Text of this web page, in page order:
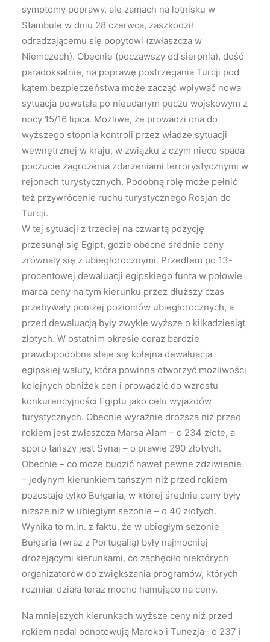
symptomy poprawy, ale zamach na lotnisku w
Stambule w dniu 28 czerwca, zaszkodził
odradzającemu się popytowi (zwłaszcza w
Niemczech). Obecnie (począwszy od sierpnia), dość
paradoksalnie, na poprawę postrzegania Turcji pod
kątem bezpieczeństwa może zacząć wpływać nowa
sytuacja powstała po nieudanym puczu wojskowym z
nocy 15/16 lipca. Możliwe, że prowadzi ona do
wyższego stopnia kontroli przez władze sytuacji
wewnętrznej w kraju, w związku z czym nieco spada
poczucie zagrożenia zdarzeniami terrorystycznymi w
rejonach turystycznych. Podobną rolę może pełnić
też przywrócenie ruchu turystycznego Rosjan do
Turcji.
W tej sytuacji z trzeciej na czwartą pozycję
przesunął się Egipt, gdzie obecne średnie ceny
zrównały się z ubiegłorocznymi. Przedtem po 13-
procentowej dewaluacji egipskiego funta w połowie
marca ceny na tym kierunku przez dłuższy czas
przebywały poniżej poziomów ubiegłorocznych, a
przed dewaluacją były zwykle wyższe o kilkadziesiąt
złotych. W ostatnim okresie coraz bardzie
prawdopodobna staje się kolejna dewaluacja
egipskiej waluty, która powinna otworzyć możliwości
kolejnych obniżek cen i prowadzić do wzrostu
konkurencyjności Egiptu jako celu wyjazdów
turystycznych. Obecnie wyraźnie droższa niż przed
rokiem jest zwłaszcza Marsa Alam – o 234 złote, a
sporo tańszy jest Synaj – o prawie 290 złotych.
Obecnie – co może budzić nawet pewne zdziwienie
– jedynym kierunkiem tańszym niż przed rokiem
pozostaje tylko Bułgaria, w której średnie ceny były
niższe niż w ubiegłym sezonie – o 40 złotych.
Wynika to m.in. z faktu, że w ubiegłym sezonie
Bułgaria (wraz z Portugalią) były najmocniej
drożejącymi kierunkami, co zachęciło niektórych
organizatorów do zwiększania programów, których
rozmiar działa teraz mocno hamująco na ceny.
Na mniejszych kierunkach wyższe ceny niż przed
rokiem nadal odnotowują Maroko i Tunezja– o 237 i